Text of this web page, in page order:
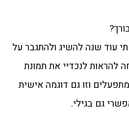
עוד שנה להשיג ולהתגבר על
להראות לנכדיי את תמונת
וזו גם דוגמה אישית
גם בגילי.